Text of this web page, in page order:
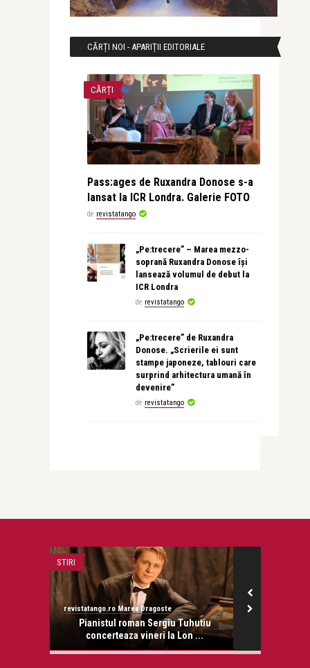
CĂRȚI NOI - APARIȚII EDITORIALE
CĂRȚI
Pass:ages de Ruxandra Donose s-a
lansat la ICR Londra. Galerie FOTO
de revistatango
„Pe:trecere” – Marea mezzo-
soprană Ruxandra Donose își
lansează volumul de debut la
ICR Londra
de revistatango
„Pe:trecere” de Ruxandra
Donose. „Scrierile ei sunt
stampe japoneze, tablouri care
surprind arhitectura umană în
devenire”
de revistatango
STIRI
revistatango.ro Marea Dragoste
Pianistul roman Sergiu Tuhutiu
concerteaza vineri la Lon ...